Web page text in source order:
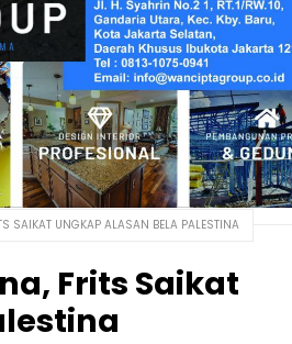
SAIKAT UNGKAP ALASAN BELA PALESTINA
Frits Saikat